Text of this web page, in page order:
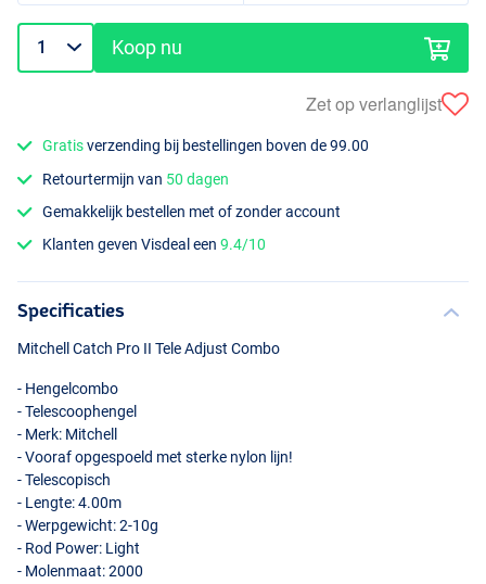
Koop nu
Zet op verlanglijst
Gratisverzending bij bestellingen boven de 99.00
Retourtermijn van 50 dagen
Gemakkelijk bestellen met of zonder account
Klanten geven Visdeal een9.4/10
Specificaties
Mitchell Catch Pro II Tele Adjust Combo
- Hengelcombo
- Telescoophengel
- Merk: Mitchell
- Vooraf opgespoeld met sterke nylon lijn!
- Telescopisch
- Lengte: 4.00m
- Werpgewicht: 2-10g
- Rod Power: Light
- Molenmaat: 2000